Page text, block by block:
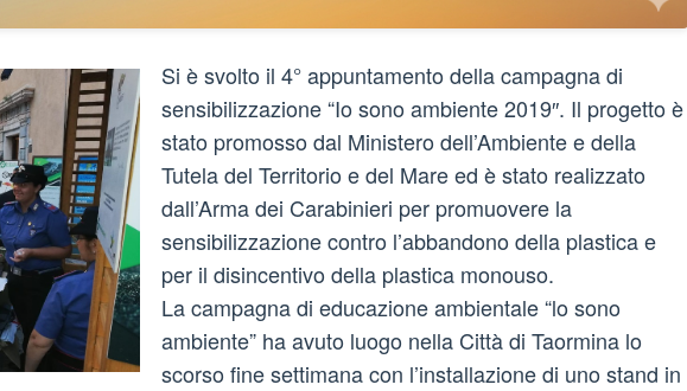
Si è svolto il 4° appuntamento della campagna di
sensibilizzazione “Io sono ambiente 2019″. Il progetto è
stato promosso dal Ministero dell’Ambiente e della
Tutela del Territorio e del Mare ed è stato realizzato
dall’Arma dei Carabinieri per promuovere la
sensibilizzazione contro l’abbandono della plastica e
per il disincentivo della plastica monouso.
La campagna di educazione ambientale “lo sono
ambiente” ha avuto luogo nella Città di Taormina lo
scorso fine settimana con l’installazione di uno stand in